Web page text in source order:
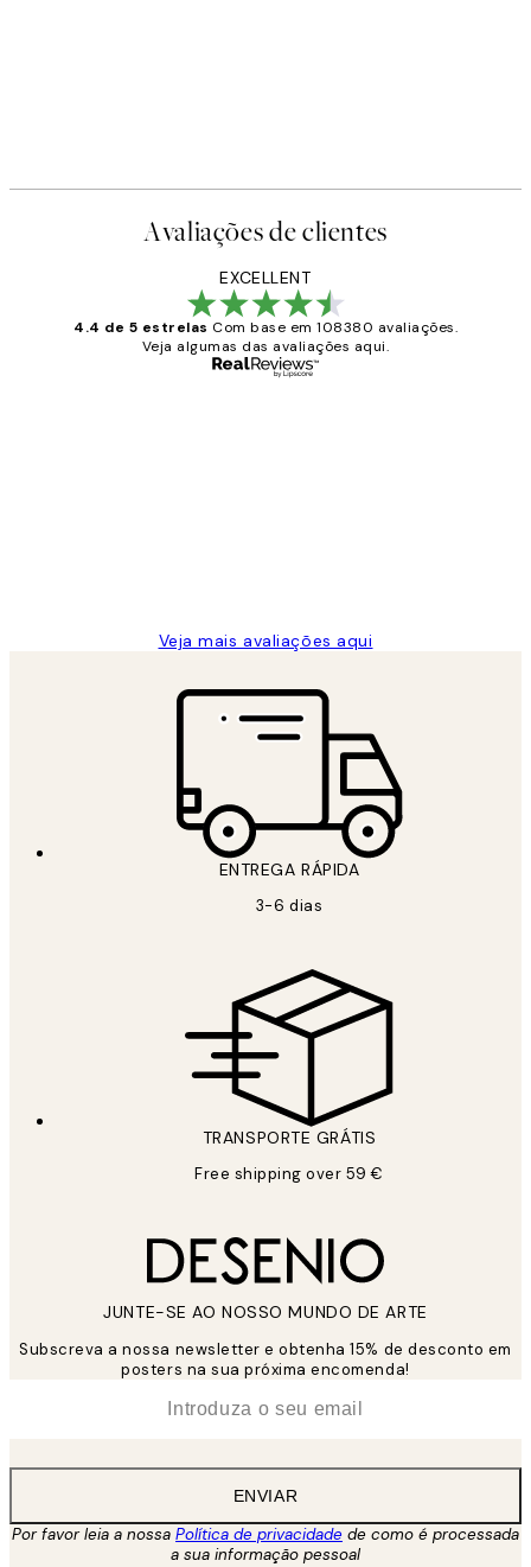
Avaliações de clientes
EXCELLENT
4.4 de 5 estrelas Com base em 108380 avaliações.
Veja algumas das avaliações aqui.
Veja mais avaliações aqui
ENTREGA RÁPIDA
3-6 dias
TRANSPORTE GRÁTIS
Free shipping over 59 €
JUNTE-SE AO NOSSO MUNDO DE ARTE
Subscreva a nossa newsletter e obtenha 15% de desconto em
posters na sua próxima encomenda!
ENVIAR
Por favor leia a nossa Política de privacidade de como é processada
a sua informação pessoal